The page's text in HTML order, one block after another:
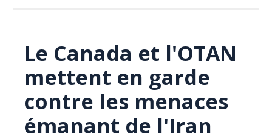
Le Canada et l'OTAN
mettent en garde
contre les menaces
émanant de l'Iran